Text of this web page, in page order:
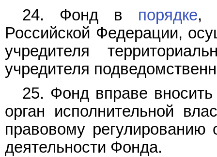
24. Фонд в порядке,
Российской Федерации,
учредителя
учредителя
25. Фонд вправе
орган исполнительной
правовому
деятельности Фонда.